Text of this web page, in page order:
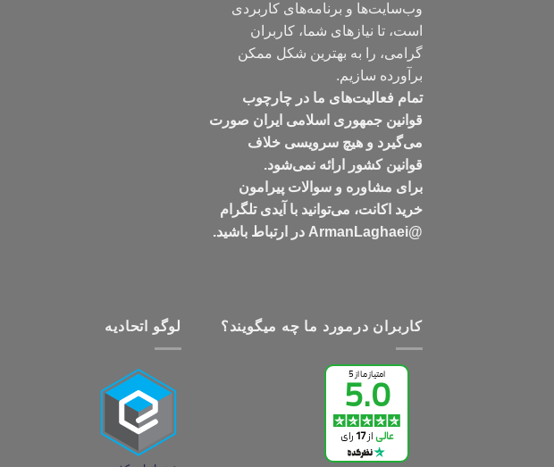
وب‌سایت‌ها و برنامه‌های کاربردی
است، تا نیازهای شما، کاربران
گرامی، را به بهترین شکل ممکن
برآورده سازیم.
تمام فعالیت‌های ما در چارچوب
قوانین جمهوری اسلامی ایران صورت
می‌گیرد و هیچ سرویسی خلاف
قوانین کشور ارائه نمی‌شود.
برای مشاوره و سوالات پیرامون
خرید اکانت، می‌توانید با آیدی تلگرام
@ArmanLaghaei در ارتباط باشید.
کاربران درمورد ما چه میگویند؟ لوگو اتحادیه